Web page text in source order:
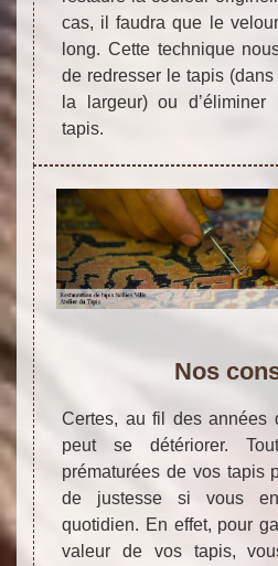
cas, il faudra que le
long. Cette technique
de redresser le tapis
la largeur) ou
tapis.
Nos
Certes, au fil des années
peut se détériorer.
prématurées de vos tapis
de justesse si vous
quotidien. En effet, pour
valeur de vos tapis,